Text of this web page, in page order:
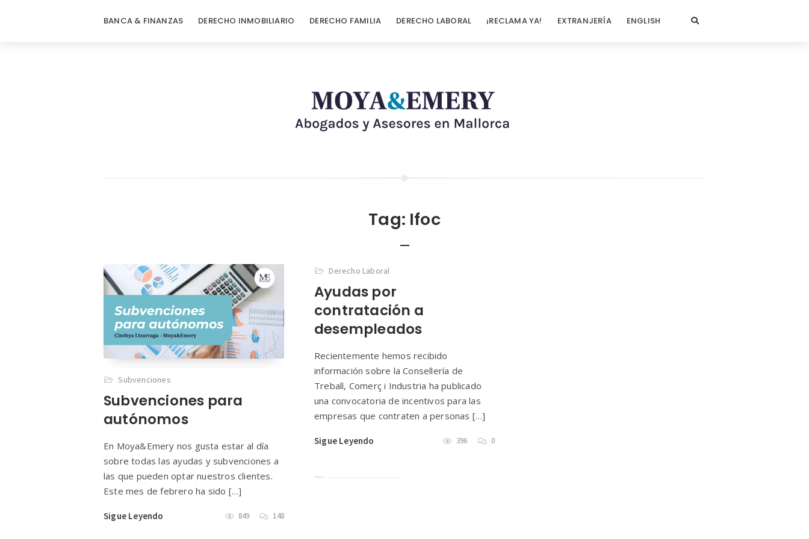
BANCA & FINANZAS DERECHO INMOBILIARIO DERECHO FAMILIA DERECHO LABORAL ¡RECLAMA YA! EXTRANJERÍA ENGLISH
Tag: Ifoc
Subvenciones
Subvenciones para
autónomos
En Moya&Emery nos gusta estar al día
sobre todas las ayudas y subvenciones a
las que pueden optar nuestros clientes.
Este mes de febrero ha sido […]
Sigue Leyendo 849 148
Derecho Laboral
Ayudas por
contratación a
desempleados
Recientemente hemos recibido
información sobre la Consellería de
Treball, Comerç i Industria ha publicado
una convocatoria de incentivos para las
empresas que contraten a personas […]
Sigue Leyendo 396 0